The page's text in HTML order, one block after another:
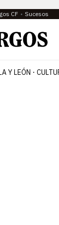
CF Sucesos
Y LEÓN